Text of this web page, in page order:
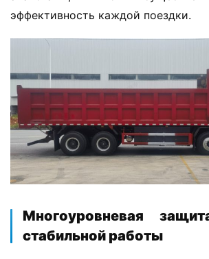
г
о
в
и
к
е
л
эффективность каждой поездки.
​Многоуровневая
стабильной работы​